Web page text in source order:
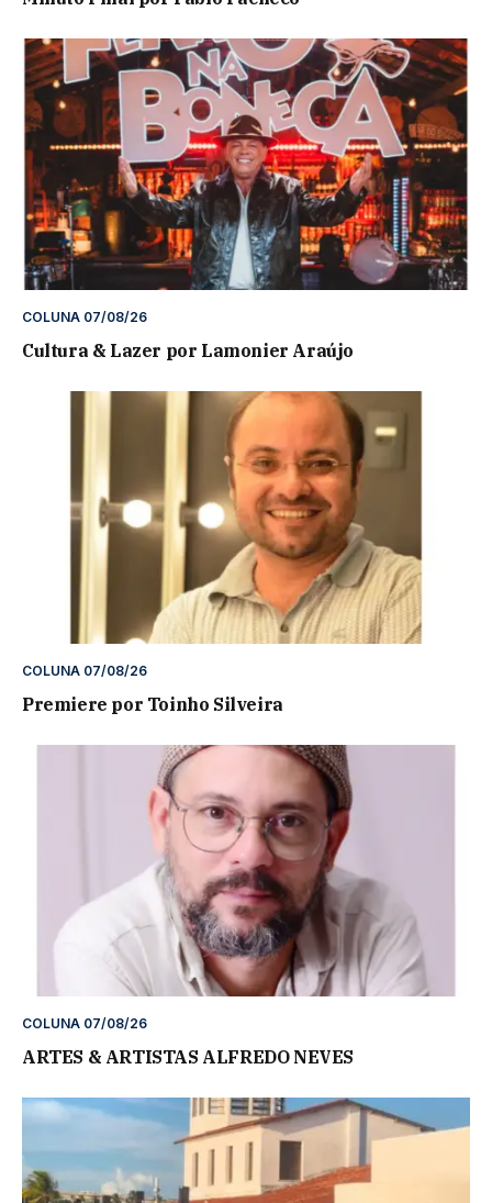
COLUNA 07/08/26
Cultura & Lazer por Lamonier Araújo
COLUNA 07/08/26
Premiere por Toinho Silveira
COLUNA 07/08/26
ARTES & ARTISTAS ALFREDO NEVES